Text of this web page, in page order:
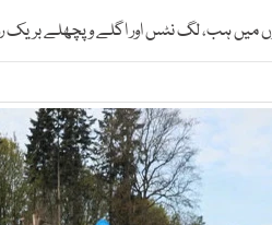
میں ہب، لگ نٹس اور اگلے و پچھلے بریک